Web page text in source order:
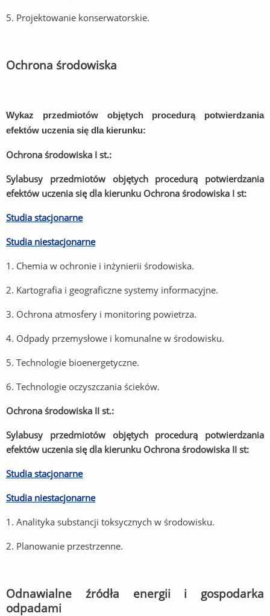
5. Projektowanie konserwatorskie.
Ochrona środowiska
Wykaz przedmiotów objętych procedurą potwierdzania
efektów uczenia się dla kierunku:
Ochrona środowiska I st.:
Sylabusy przedmiotów objętych procedurą potwierdzania
efektów uczenia się dla kierunku Ochrona środowiska I st:
Studia stacjonarne
Studia niestacjonarne
1. Chemia w ochronie i inżynierii środowiska.
2. Kartografia i geograficzne systemy informacyjne.
3. Ochrona atmosfery i monitoring powietrza.
4. Odpady przemysłowe i komunalne w środowisku.
5. Technologie bioenergetyczne.
6. Technologie oczyszczania ścieków.
Ochrona środowiska II st.:
Sylabusy przedmiotów objętych procedurą potwierdzania
efektów uczenia się dla kierunku Ochrona środowiska II st:
Studia stacjonarne
Studia niestacjonarne
1. Analityka substancji toksycznych w środowisku.
2. Planowanie przestrzenne.
Odnawialne źródła energii i gospodarka
odpadami